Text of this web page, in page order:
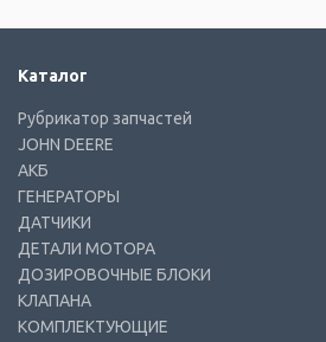
Каталог
Рубрикатор запчастей
JOHN DEERE
АКБ
ГЕНЕРАТОРЫ
ДАТЧИКИ
ДЕТАЛИ МОТОРА
ДОЗИРОВОЧНЫЕ БЛОКИ
КЛАПАНА
КОМПЛЕКТУЮЩИЕ